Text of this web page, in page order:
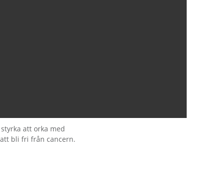
att orka med
bli fri från cancern.